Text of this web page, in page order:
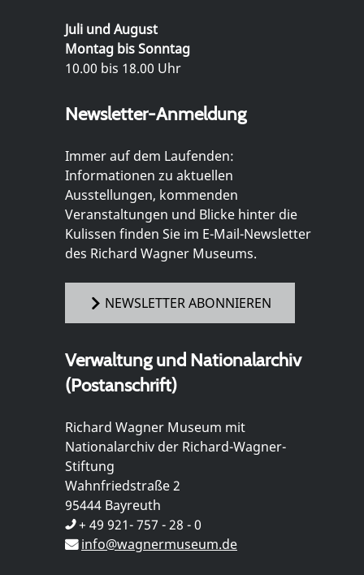
Juli und August
Montag bis Sonntag
10.00 bis 18.00 Uhr
Newsletter-Anmeldung
Immer auf dem Laufenden:
Informationen zu aktuellen
Ausstellungen, kommenden
Veranstaltungen und Blicke hinter die
Kulissen finden Sie im E-Mail-Newsletter
des Richard Wagner Museums.
NEWSLETTER ABONNIEREN
Verwaltung und Nationalarchiv
(Postanschrift)
Richard Wagner Museum mit
Nationalarchiv der Richard-Wagner-
Stiftung
Wahnfriedstraße 2
95444 Bayreuth
+ 49 921- 757 - 28 - 0
info@wagnermuseum.de